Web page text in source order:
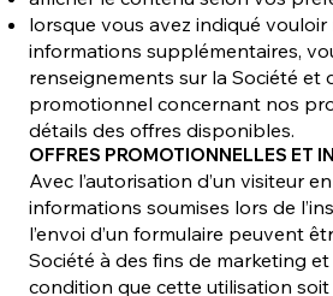
lorsque vous avez indiqué vouloir
informations supplémentaires,
renseignements sur la Société et
promotionnel concernant nos
détails des offres disponibles.
OFFRES PROMOTIONNELLES ET
Avec l’autorisation d’un visiteur
informations soumises lors de
l’envoi d’un formulaire peuvent
Société à des fins de marketing
condition que cette utilisation soit